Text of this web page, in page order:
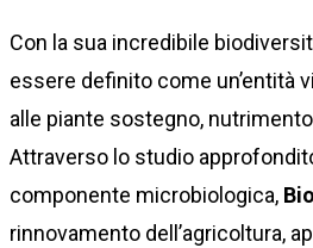
Con la sua incredibile
essere definito come un’entità
alle piante sostegno,
Attraverso lo studio
componente microbiologica,
rinnovamento dell’agricoltura,